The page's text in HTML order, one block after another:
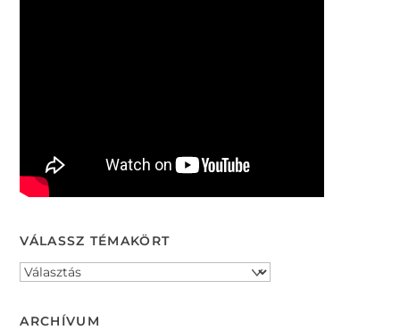
VÁLASSZ TÉMAKÖRT
ARCHÍVUM